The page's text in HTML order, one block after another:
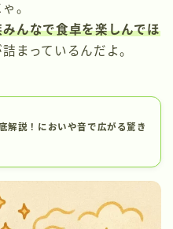
。
みんなで食卓を楽しんでほ
まっているんだよ。
解説！においや音で広がる驚き